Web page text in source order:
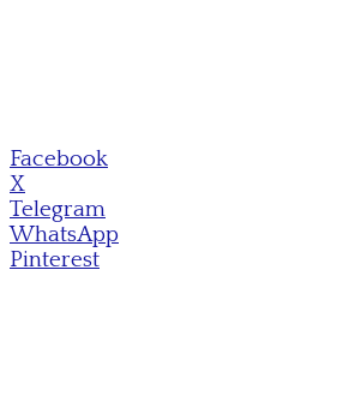
Facebook
X
Telegram
WhatsApp
Pinterest